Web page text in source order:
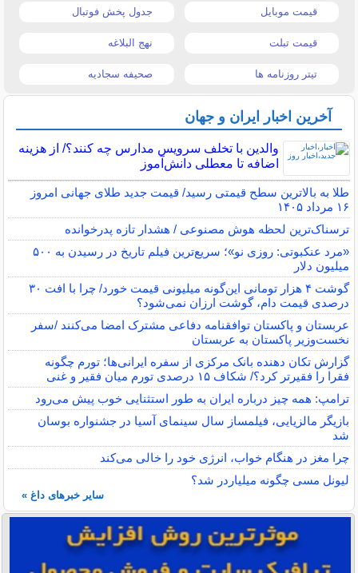
قیمت موبایل جدول پخش فوتبال
قیمت تبلت نهج البلاغه
تیتر روزنامه ها صحیفه سجادیه
آخرین اخبار ایران و جهان
والدین با تخلف سرویس مدارس چه کنند؟/ از هزینه
اضافه تا معطلی دانش‌آموز
طلا به بالاترین سطح قیمتی رسید/ قیمت جدید طلای جهانی امروز
۱۶ مرداد ۱۴۰۵
ترسناک‌ترین لحظه هوش مصنوعی / هشدار تازه پدرخوانده
«مرد عنکبوتی: روزی نو»؛ سریع‌ترین فیلم تاریخ در رسیدن به ۵۰۰
میلیون دلار
گوشت ۴ هزار تومانی این‌گونه میلیونی قیمت خورد/ چرا با افت ۳۰
درصدی قیمت دام، گوشت ارزان نمی‌شود؟
عربستان و پاکستان توافقنامه دفاعی مشترک امضا می‌کنند /سفر
نخست‌وزیر پاکستان به عربستان
گزارش تکان‌ دهنده بانک مرکزی از سفره ایرانی‌ها؛ تورم چگونه
فقرا را فقیرتر کرد؟/ شکاف ۱۵ درصدی تورم میان فقیر و غنی
ترامپ: همه چیز درباره ایران به طور استثنایی خوب پیش می‌رود
بازیگر مالزیایی، فیلمساز سال سینمای آسیا در جشنواره بوسان
شد
چرا مغز در هنگام خواب، انرژی خود را خالی می‌کند
لیونل مسی چگونه میلیاردر شد؟
سایر خبرهای داغ »